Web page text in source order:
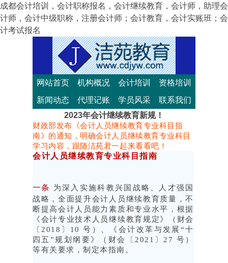
成都会计培训，会计职称报名，会计继续教育，会计师，助理会
计师，会计中级职称，注册会计师；会计教育，会计实账班；会
计考试报名
网站首页 机构概况 会计培训
资格培训
新闻动态
代理记账 学员风采
联系我们
2023年会计继续教育新规！
财政部发布《会计人员继续教育专业科目指
南》的通知，明确会计人员继续教育专业科目
学习内容，跟随洁苑君一起来看看吧！
会计人员继续教育专业科目指南
一条
为深入实施科教兴国战略、人才强国
战略，全面提升会计人员继续教育质量，不
断提高会计人员能力素质和专业水平，根据
《会计专业技术人员继续教育规定》（财会
〔2018〕10 号）、《会计改革与发展“十
四五”规划纲要》（财会〔2021〕27 号）
等有关要求，制定本指南。